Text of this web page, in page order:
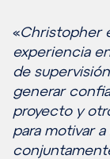
«Christopher
experiencia
de
generar
proyecto y
para motivar